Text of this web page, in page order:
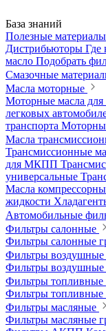
База знаний
Полезные материалы
Дистрибьюторы Где
масло Подобрать
Смазочные
Масла моторные
Моторные масла для
легковых
транспорта
Масла
Трансмиссионные
для МКПП
универсальные
Масла
жидкости
Автомобильные
Фильтры салонные
Фильтры салонные
Фильтры воздушные
Фильтры воздушные
Фильтры топливные
Фильтры топливные
Фильтры масляные
Фильтры масляные